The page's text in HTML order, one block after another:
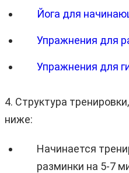
Йога для
Упражнения для
Упражнения для
4. Структура
ниже:
Начинается
разминки на 5-7